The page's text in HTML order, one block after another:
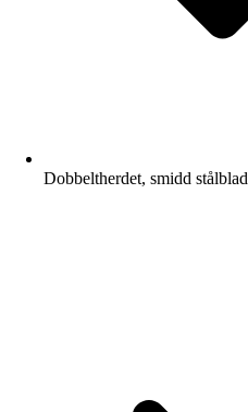
Dobbeltherdet, smidd stålblad